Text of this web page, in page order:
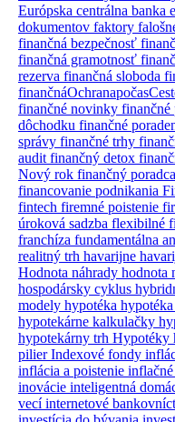
Európska centrálna banka
dokumentov faktory
finančná bezpečnosť
finančná gramotnosť
rezerva finančná sloboda
finančné novinky finančné
dôchodku finančné
správy finančné trhy
audit finančný detox
Nový rok finančný poradca
financovanie podnikania
fintech firemné poistenie
úroková sadzba flexibilné
franchíza fundamentálna
realitný trh havarijne
Hodnota náhrady hodnota
hospodársky cyklus
modely hypotéka
hypotekárne kalkulačky
hypotekárny trh Hypotéky
pilierIndexové fondy
inflácia a poistenie
inovácie inteligentná
vecíinternetové